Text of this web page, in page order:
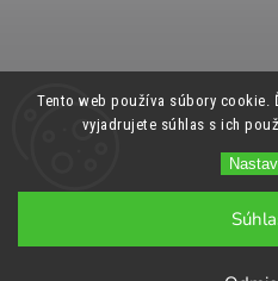
Tento web používa súbory cookie.
vyjadrujete súhlas s ich